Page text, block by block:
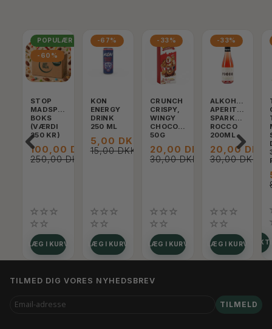
POPULÆR
-60%
STOP
MADSPILD
BOKS
(VÆRDI
250 KR)
100,00 DKK
250,00 DKK
LÆG I KURV
-67%
KON
ENERGY
DRINK
250 ML
5,00 DKK
15,00 DKK
LÆG I KURV
-33%
CRUNCH
CRISPY,
WINGY
CHOCOLATE,
50G
20,00 DKK
30,00 DKK
LÆG I KURV
-33%
ALKOHOLFRI
APERITIF,
SPARKLING
ROCCO
200ML
20,00 DKK
30,00 DKK
LÆG I KURV
SE
TILMED DIG VORES NYHEDSBREV
EMAIL-
ADRESSE
TILMELD